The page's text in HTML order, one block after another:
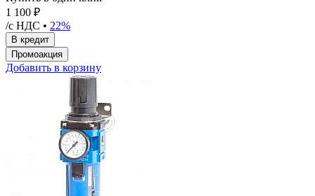
1 100 ₽
/с НДС • 22%
Добавить в корзину